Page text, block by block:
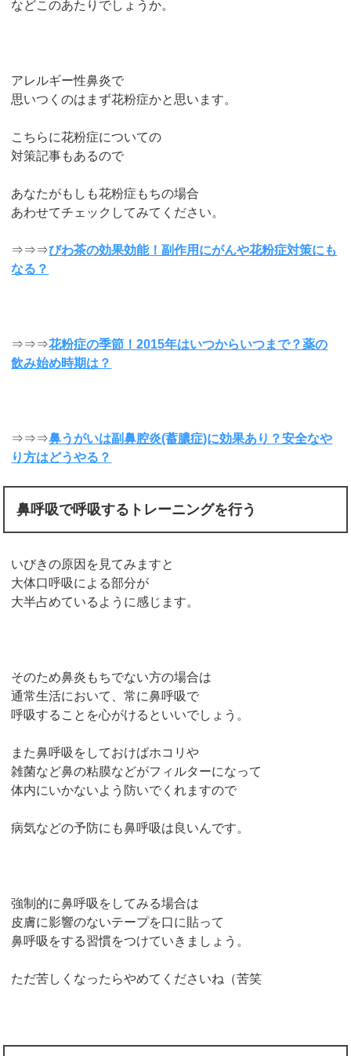
などこのあたりでしょうか。
アレルギー性鼻炎で
思いつくのはまず花粉症かと思います。
こちらに花粉症についての
対策記事もあるので
あなたがもしも花粉症もちの場合
あわせてチェックしてみてください。
⇒⇒⇒びわ茶の効果効能！副作用にがんや花粉症対策にも
なる？
⇒⇒⇒花粉症の季節！2015年はいつからいつまで？薬の
飲み始め時期は？
⇒⇒⇒鼻うがいは副鼻腔炎(蓄膿症)に効果あり？安全なや
り方はどうやる？
鼻呼吸で呼吸するトレーニングを行う
いびきの原因を見てみますと
大体口呼吸による部分が
大半占めているように感じます。
そのため鼻炎もちでない方の場合は
通常生活において、常に鼻呼吸で
呼吸することを心がけるといいでしょう。
また鼻呼吸をしておけばホコリや
雑菌など鼻の粘膜などがフィルターになって
体内にいかないよう防いでくれますので
病気などの予防にも鼻呼吸は良いんです。
強制的に鼻呼吸をしてみる場合は
皮膚に影響のないテープを口に貼って
鼻呼吸をする習慣をつけていきましょう。
ただ苦しくなったらやめてくださいね（苦笑